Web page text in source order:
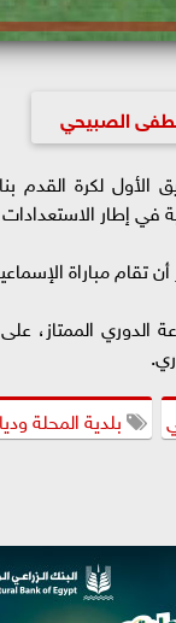
الصبيحي
الأول لكرة القدم
في إطار
تقام مباراة
بلدية المحلة